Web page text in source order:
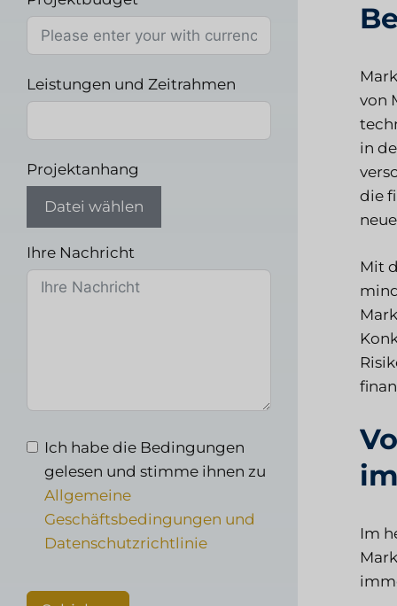
von
in
die
Mit
Im
Leistungen und Zeitrahmen
Projektanhang
Datei wählen
Ihre Nachricht
Ich habe die Bedingungen
gelesen und stimme ihnen zu
Allgemeine
Geschäftsbedingungen und
Datenschutzrichtlinie